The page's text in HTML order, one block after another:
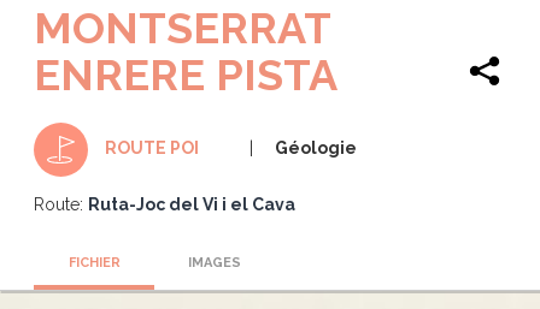
MONTSERRAT
ENRERE PISTA
ROUTE POI Géologie
Route: Ruta-Joc del Vi i el Cava
FICHIER IMAGES